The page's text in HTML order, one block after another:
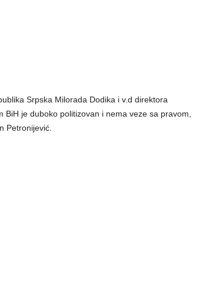
Srpska Milorada Dodika i v.d direktora
je duboko politizovan i nema veze sa pravom,
Petronijević.